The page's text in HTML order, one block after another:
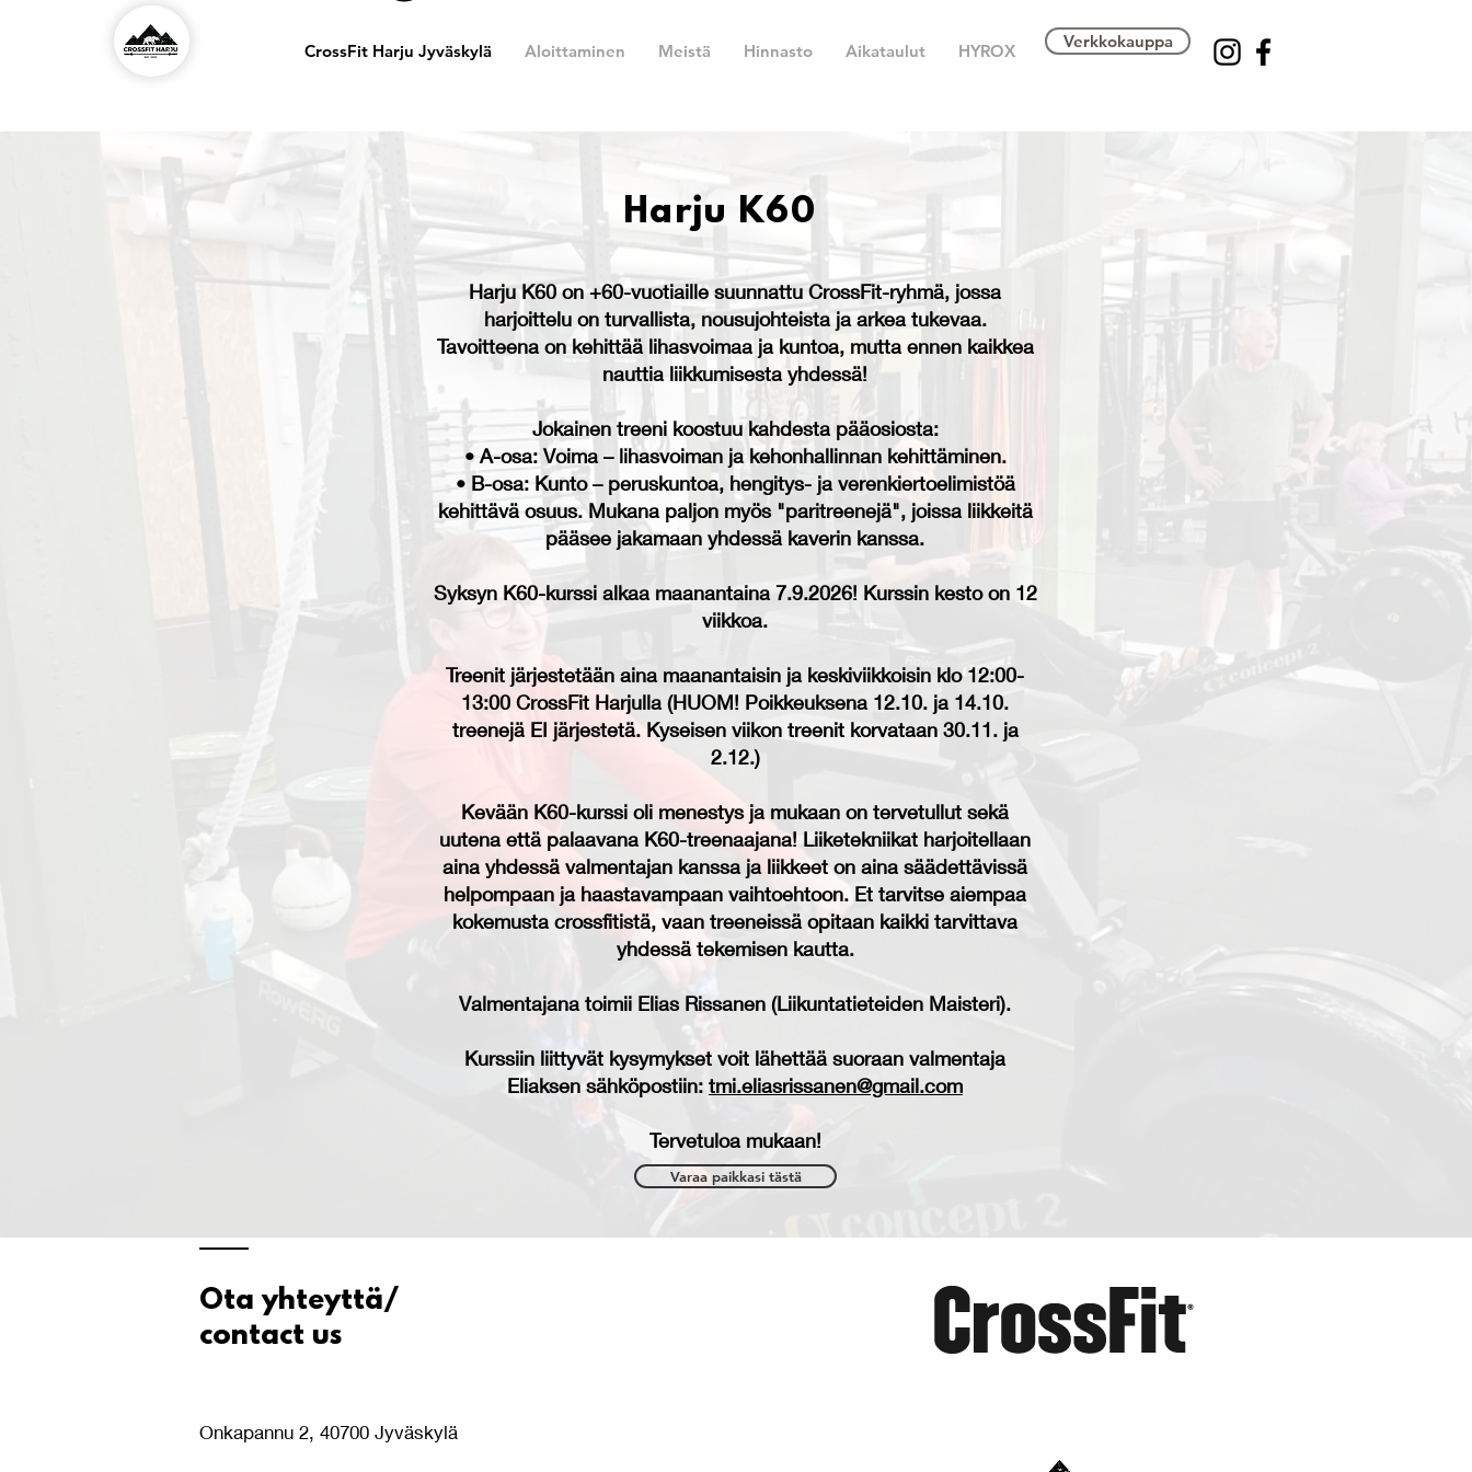
CrossFit Harju Jyväskylä Aloittaminen Meistä Hinnasto Aikataulut HYROX Verkkokauppa
Harju K60
Harju K60 on +60-vuotiaille suunnattu CrossFit-ryhmä, jossa
harjoittelu on turvallista, nousujohteista ja arkea tukevaa.
Tavoitteena on kehittää lihasvoimaa ja kuntoa, mutta ennen kaikkea
nauttia liikkumisesta yhdessä!
Jokainen treeni koostuu kahdesta pääosiosta:
• A-osa: Voima – lihasvoiman ja kehonhallinnan kehittäminen.
• B-osa: Kunto – peruskuntoa, hengitys- ja verenkiertoelimistöä
kehittävä osuus. Mukana paljon myös "paritreenejä", joissa liikkeitä
pääsee jakamaan yhdessä kaverin kanssa.
Syksyn K60-kurssi alkaa maanantaina 7.9.2026! Kurssin kesto on 12
viikkoa.
Treenit järjestetään aina maanantaisin ja keskiviikkoisin klo 12:00-
13:00 CrossFit Harjulla (HUOM! Poikkeuksena 12.10. ja 14.10.
treenejä EI järjestetä. Kyseisen viikon treenit korvataan 30.11. ja
2.12.)
Kevään K60-kurssi oli menestys ja mukaan on tervetullut sekä
uutena että palaavana K60-treenaajana! Liiketekniikat harjoitellaan
aina yhdessä valmentajan kanssa ja liikkeet on aina säädettävissä
helpompaan ja haastavampaan vaihtoehtoon. Et tarvitse aiempaa
kokemusta crossfitistä, vaan treeneissä opitaan kaikki tarvittava
yhdessä tekemisen kautta.
Valmentajana toimii Elias Rissanen (Liikuntatieteiden Maisteri).
Kurssiin liittyvät kysymykset voit lähettää suoraan valmentaja
Eliaksen sähköpostiin: tmi.eliasrissanen@gmail.com
Tervetuloa mukaan!
Varaa paikkasi tästä
Ota yhteyttä/
contact us
Onkapannu 2, 40700 Jyväskylä